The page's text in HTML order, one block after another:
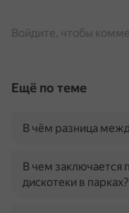
Войдите, чтобы
Ещё по теме
В чём разница
В чем заключается
дискотеки в парках?